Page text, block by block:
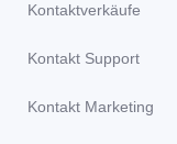
Kontaktverkäufe
Kontakt Support
Kontakt Marketing